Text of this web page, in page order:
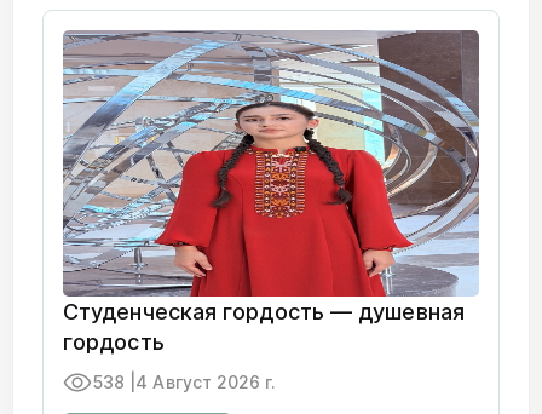
Студенческая гордость — душевная
гордость
538 | 4 Август 2026 г.